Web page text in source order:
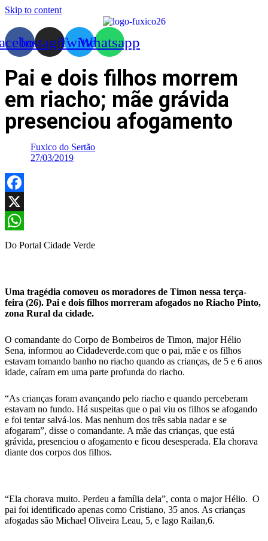
Skip to content
InstagramTwitterWhatsapp
Pai e dois filhos morrem
em riacho; mãe grávida
presenciou afogamento
Fuxico do Sertão
27/03/2019
Facebook
X
WhatsApp
Do Portal Cidade Verde
Uma tragédia comoveu os moradores de Timon nessa terça-
feira (26). Pai e dois filhos morreram afogados no Riacho Pinto,
zona Rural da cidade.
O comandante do Corpo de Bombeiros de Timon, major Hélio
Sena, informou ao Cidadeverde.com que o pai, mãe e os filhos
estavam tomando banho no riacho quando as crianças, de 5 e 6 anos
idade, caíram em uma parte profunda do riacho.
“As crianças foram avançando pelo riacho e quando perceberam
estavam no fundo. Há suspeitas que o pai viu os filhos se afogando
e foi tentar salvá-los. Mas nenhum dos três sabia nadar e se
afogaram”, disse o comandante. A mãe das crianças, que está
grávida, presenciou o afogamento e ficou desesperada. Ela chorava
diante dos corpos dos filhos.
“Ela chorava muito. Perdeu a família dela”, conta o major Hélio. O
pai foi identificado apenas como Cristiano, 35 anos. As crianças
afogadas são Michael Oliveira Leau, 5, e Iago Railan,6.